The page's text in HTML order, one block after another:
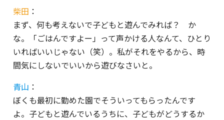
柴田 ：
まず、何も考えないで子どもと遊んでみれば？ か
な。「ごはんですよー」って声かける人なんて、ひとり
いればいいじゃない（笑）。私がそれをやるから、時
間気にしないでいいから遊びなさいと。
青山 ：
ぼくも最初に勤めた園でそういってもらったんです
よ。子どもと遊んでいるうちに、子どもがどうするか